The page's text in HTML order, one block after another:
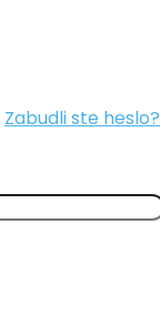
Zabudli ste heslo?